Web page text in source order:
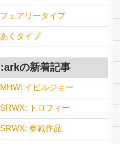
フェアリータイプ
あくタイプ
:arkの新着記事
MHW: イビルジョー
SRWX: トロフィー
SRWX: 参戦作品